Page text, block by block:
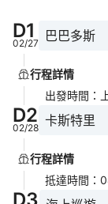
D1
02/27 巴巴多斯
行程詳情
出發時間 ：
D2
02/28 卡斯特里
行程詳情
抵達時間 ：